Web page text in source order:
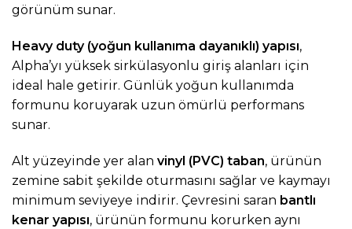
görünüm sunar.
Heavy duty (yoğun kullanıma dayanıklı) yapısı,
Alpha’yı yüksek sirkülasyonlu giriş alanları için
ideal hale getirir. Günlük yoğun kullanımda
formunu koruyarak uzun ömürlü performans
sunar.
Alt yüzeyinde yer alan vinyl (PVC) taban, ürünün
zemine sabit şekilde oturmasını sağlar ve kaymayı
minimum seviyeye indirir. Çevresini saran bantlı
kenar yapısı, ürünün formunu korurken aynı